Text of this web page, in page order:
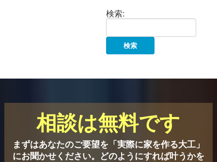
検索:
相談は無料です
まずはあなたのご要望を「実際に家を作る大工」
にお聞かせください。
どのようにすれば叶うかを